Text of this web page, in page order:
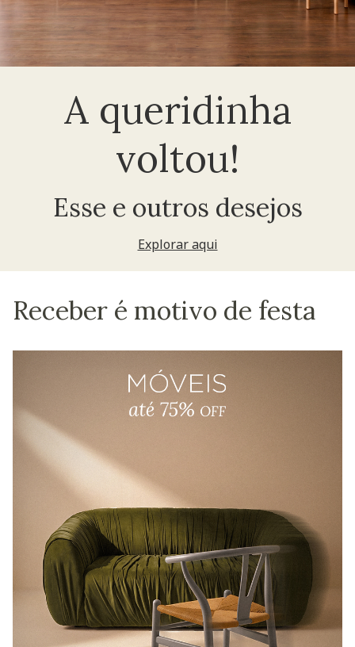
A queridinha
voltou!
Esse e outros desejos
Explorar aqui
Receber é motivo de festa